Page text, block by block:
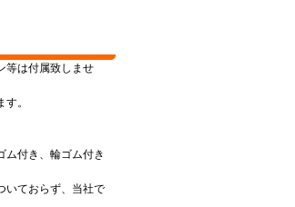
等は付属致しませ
。
ム付き、輪ゴム付き
いておらず、当社で